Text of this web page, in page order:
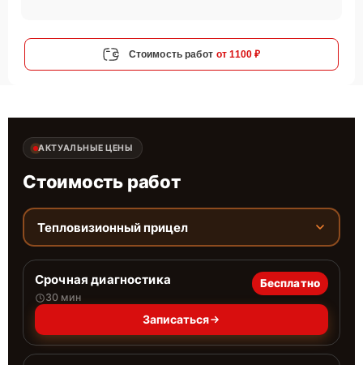
Стоимость работ от 1100 ₽
АКТУАЛЬНЫЕ ЦЕНЫ
Стоимость работ
Тепловизионный прицел
Срочная диагностика
30 мин
Бесплатно
Записаться